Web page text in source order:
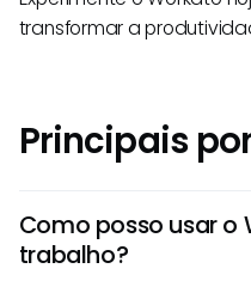
transformar a
Principais
Como posso usar
trabalho?